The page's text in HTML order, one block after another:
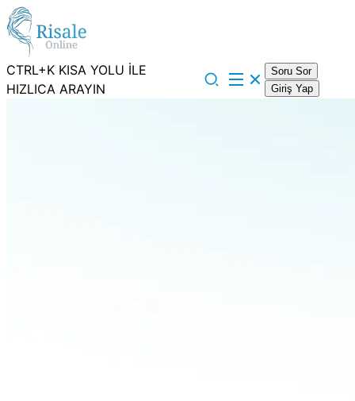
CTRL+K KISA YOLU İLE
HIZLICA ARAYIN
Soru Sor
Giriş Yap